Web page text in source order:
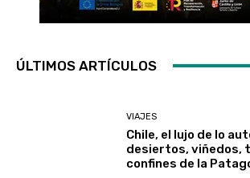
ÚLTIMOS ARTÍCULOS
VIAJES
Chile, el lujo de lo
desiertos, viñedos,
confines de la